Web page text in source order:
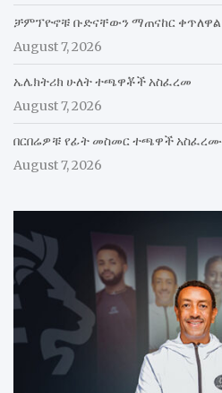
ቻምፕዮኖቹ ቡድናቸውን ማጠናከር ቀጥለዋል
August 7, 2026
ኤሌክትሪክ ሁለት ተጫዋቾች አስፈረመ
August 7, 2026
በርበሬዎቹ የፊት መስመር ተጫዋች አስፈረሙ
August 7, 2026